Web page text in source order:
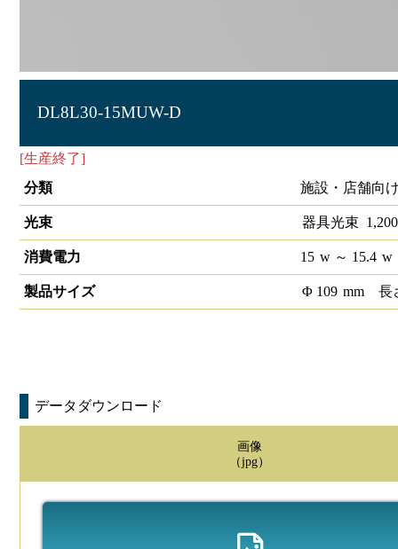
DL8L30-15MUW-D
[生産終了]
分類
施設・店舗向
光束 器具光束 1,200
消費電力 15 w～ 15.4 w
製品サイズ Φ 109 mm 長
データダウンロード
画像
（jpg）